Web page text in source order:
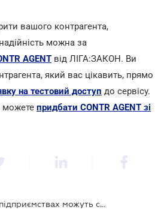
вашого контрагента,
можна за
AGENT від ЛІГА:ЗАКОН. Ви
який вас цікавить, прямо
на тестовий доступ до сервісу.
можете придбати CONTR AGENT зі
Зарплатні проекти на підприємствах можуть скасувати